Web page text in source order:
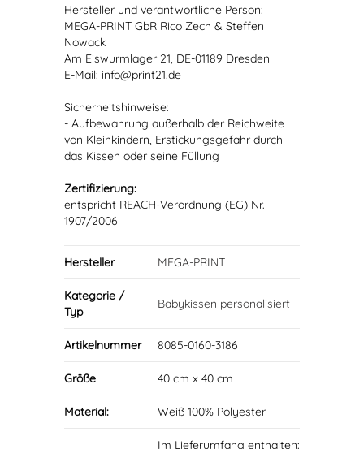
Hersteller und verantwortliche Person:
MEGA-PRINT GbR Rico Zech & Steffen
Nowack
Am Eiswurmlager 21, DE-01189 Dresden
E-Mail: info@print21.de
Sicherheitshinweise:
- Aufbewahrung außerhalb der Reichweite
von Kleinkindern, Erstickungsgefahr durch
das Kissen oder seine Füllung
Zertifizierung:
entspricht REACH-Verordnung (EG) Nr.
1907/2006
Hersteller MEGA-PRINT
Kategorie /
Typ
Babykissen personalisiert
Artikelnummer 8085-0160-3186
Größe 40 cm x 40 cm
Material: Weiß 100% Polyester
Im Lieferumfang enthalten: